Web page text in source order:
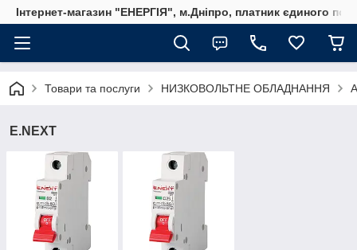
Інтернет-магазин "ЕНЕРГІЯ", м.Дніпро, платник єдиного
Товари та послуги НИЗКОВОЛЬТНЕ ОБЛАДНАННЯ
E.NEXT